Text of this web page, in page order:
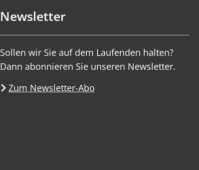
Newsletter
Sollen wir Sie auf dem Laufenden halten?
Dann abonnieren Sie unseren Newsletter.
Zum Newsletter-Abo